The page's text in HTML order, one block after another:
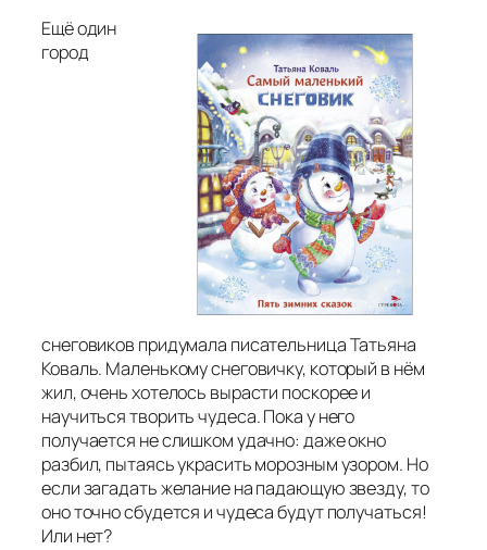
Ещё один
город
снеговиков придумала писательница Татьяна
Коваль. Маленькому снеговичку, который в нём
жил, очень хотелось вырасти поскорее и
научиться творить чудеса. Пока у него
получается не слишком удачно: даже окно
разбил, пытаясь украсить морозным узором. Но
если загадать желание на падающую звезду, то
оно точно сбудется и чудеса будут получаться!
Или нет?